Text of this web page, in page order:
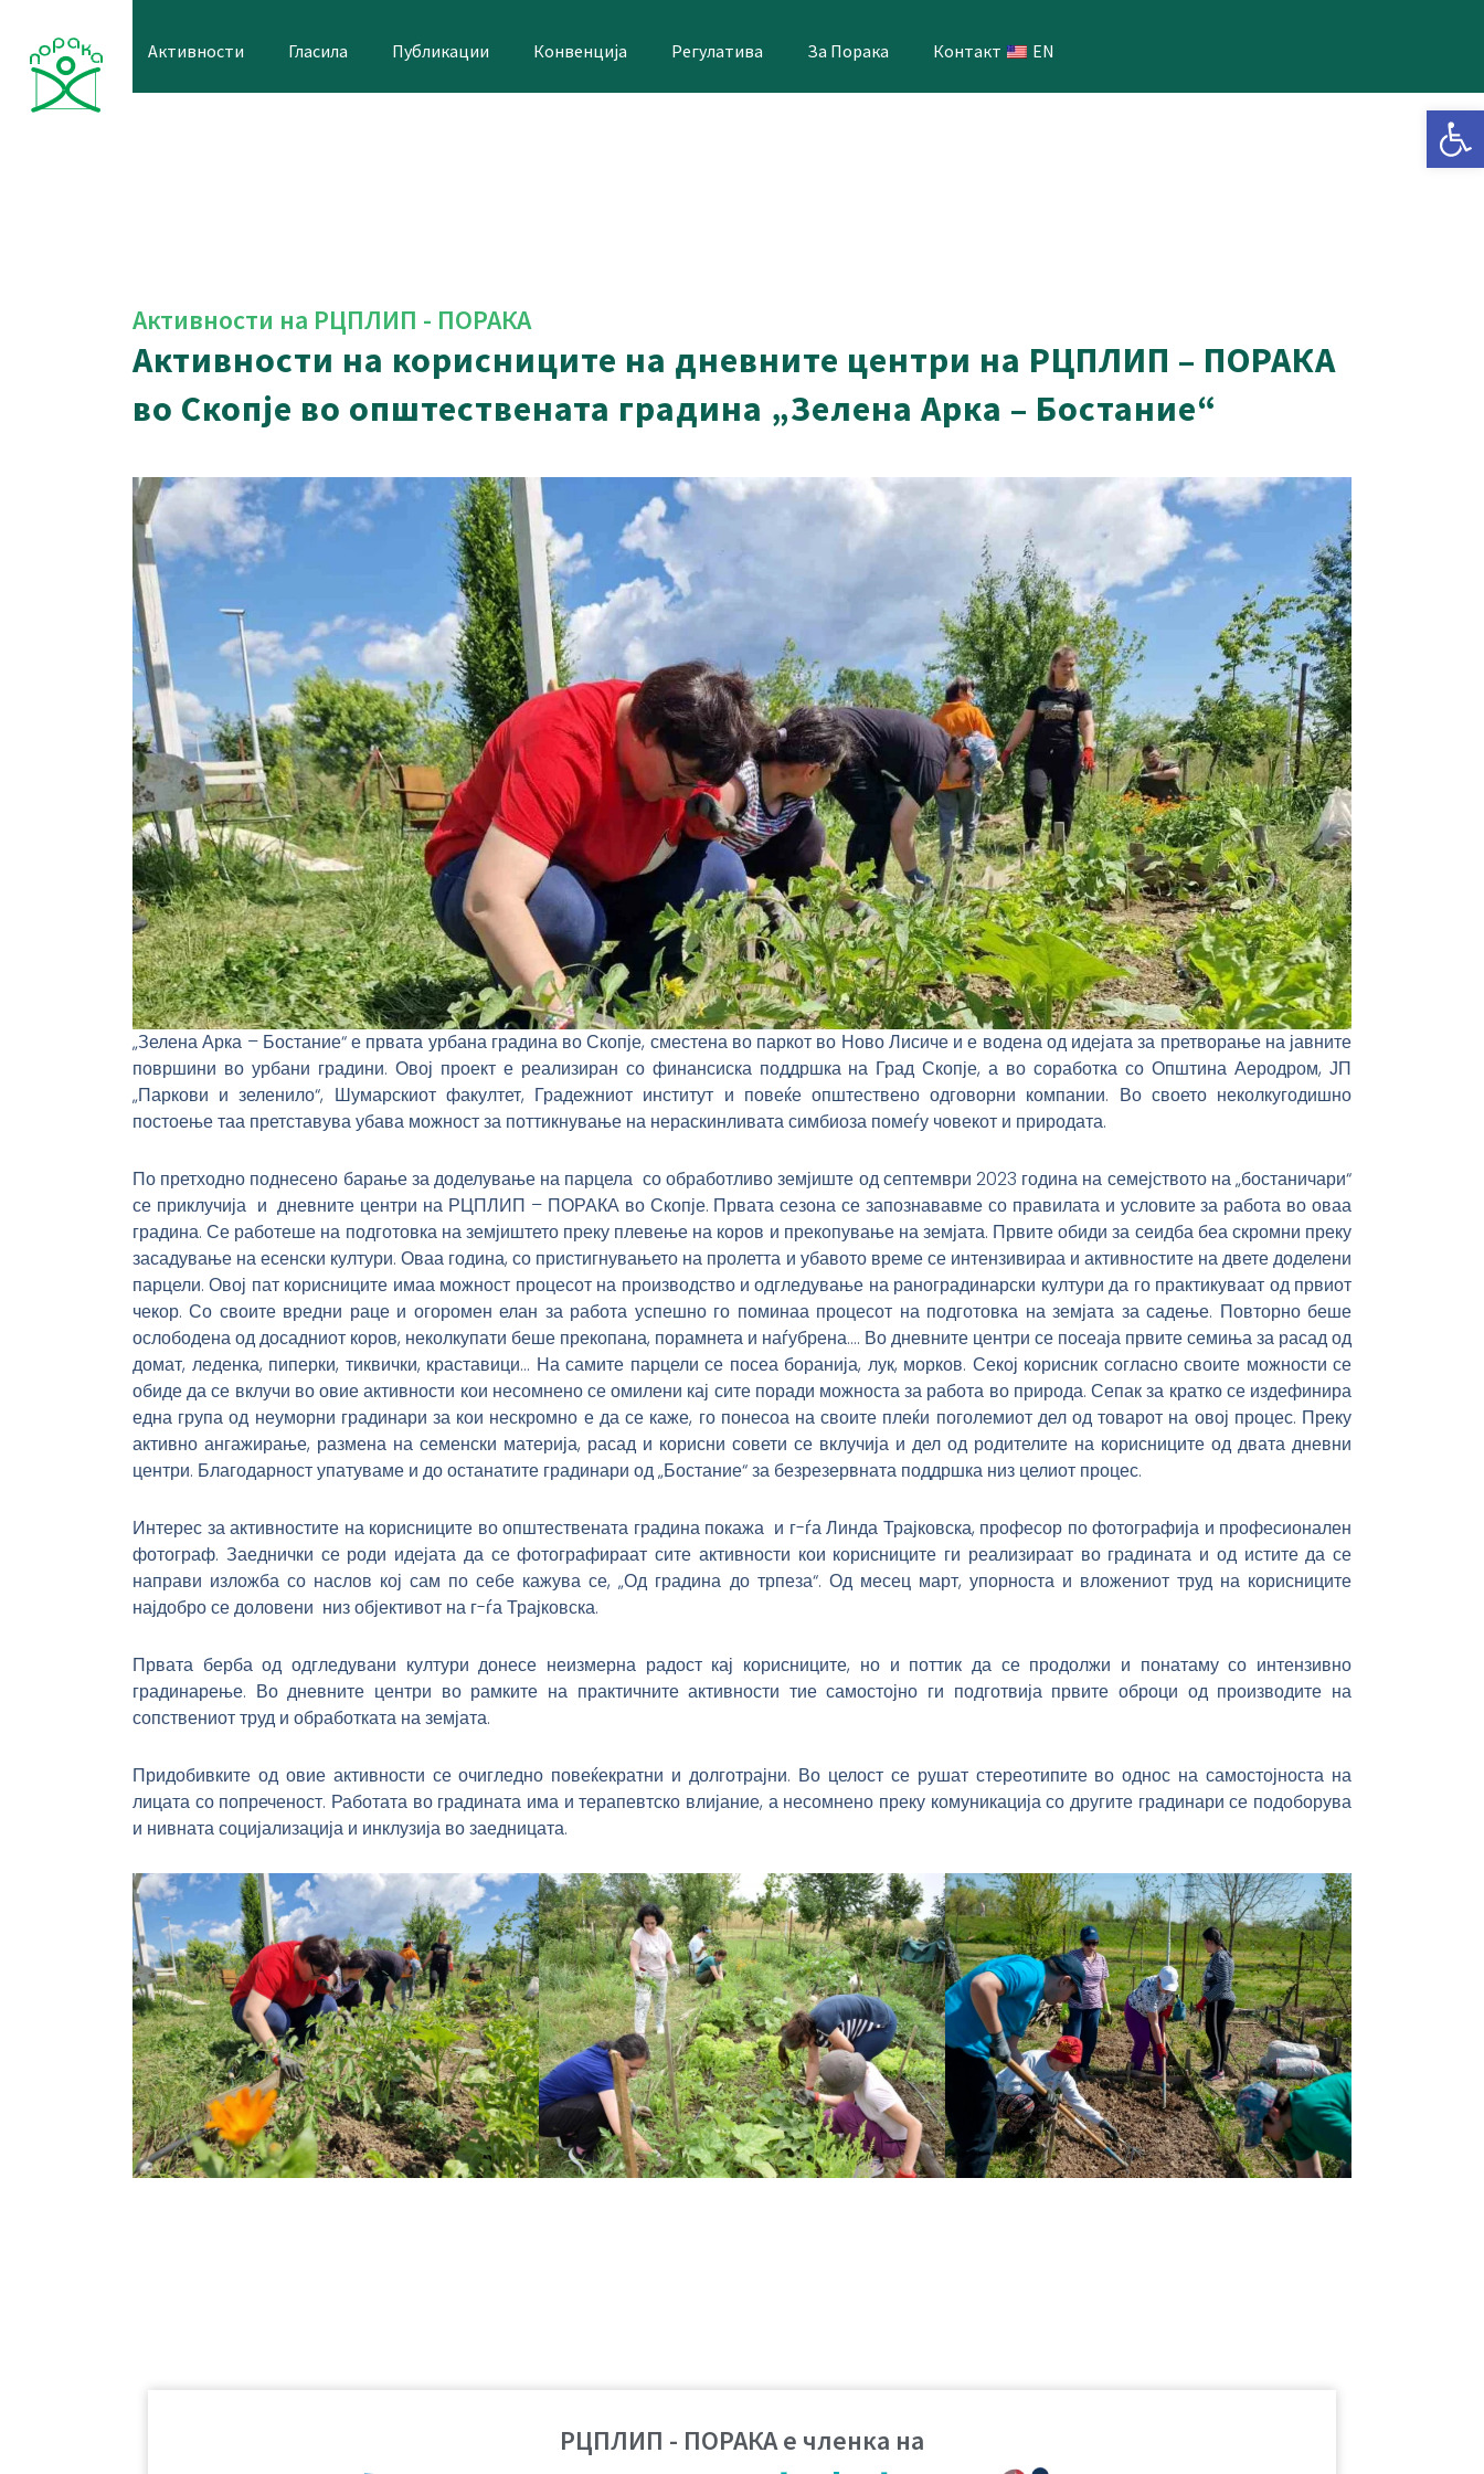
content
Активности Гласила Публикации Конвенција Регулатива За Порака Контакт EN
Активности на РЦПЛИП - ПОРАКА
Активности на корисниците на дневните центри на РЦПЛИП – ПОРАКА
во Скопје во општествената градина „Зелена Арка – Бостание“
„Зелена Арка – Бостание“ е првата урбана градина во Скопје, сместена во паркот во Ново Лисиче и е водена од идејата за претворање на јавните
површини во урбани градини. Овој проект е реализиран со финансиска поддршка на Град Скопје, а во соработка со Општина Аеродром, ЈП
„Паркови и зеленило“, Шумарскиот факултет, Градежниот институт и повеќе општествено одговорни компании. Во своето неколкугодишно
постоење таа претставува убава можност за поттикнување на нераскинливата симбиоза помеѓу човекот и природата.
По претходно поднесено барање за доделување на парцела со обработливо земјиште од септември 2023 година на семејството на „бостаничари“
се приклучија и дневните центри на РЦПЛИП – ПОРАКА во Скопје. Првата сезона се запознававме со правилата и условите за работа во оваа
градина. Се работеше на подготовка на земјиштето преку плевење на коров и прекопување на земјата. Првите обиди за сеидба беа скромни преку
засадување на есенски култури. Оваа година, со пристигнувањето на пролетта и убавото време се интензивираа и активностите на двете доделени
парцели. Овој пат корисниците имаа можност процесот на производство и одгледување на раноградинарски култури да го практикуваат од првиот
чекор. Со своите вредни раце и огоромен елан за работа успешно го поминаа процесот на подготовка на земјата за садење. Повторно беше
ослободена од досадниот коров, неколкупати беше прекопана, порамнета и наѓубрена…. Во дневните центри се посеаја првите семиња за расад од
домат, леденка, пиперки, тиквички, краставици… На самите парцели се посеа боранија, лук, морков. Секој корисник согласно своите можности се
обиде да се вклучи во овие активности кои несомнено се омилени кај сите поради можноста за работа во природа. Сепак за кратко се издефинира
една група од неуморни градинари за кои нескромно е да се каже, го понесоа на своите плеќи поголемиот дел од товарот на овој процес. Преку
активно ангажирање, размена на семенски материја, расад и корисни совети се вклучија и дел од родителите на корисниците од двата дневни
центри. Благодарност упатуваме и до останатите градинари од „Бостание“ за безрезервната поддршка низ целиот процес.
Интерес за активностите на корисниците во општествената градина покажа и г-ѓа Линда Трајковска, професор по фотографија и професионален
фотограф. Заеднички се роди идејата да се фотографираат сите активности кои корисниците ги реализираат во градината и од истите да се
направи изложба со наслов кој сам по себе кажува се, „Од градина до трпеза“. Од месец март, упорноста и вложениот труд на корисниците
најдобро се доловени низ објективот на г-ѓа Трајковска.
Првата берба од одгледувани култури донесе неизмерна радост кај корисниците, но и поттик да се продолжи и понатаму со интензивно
градинарење. Во дневните центри во рамките на практичните активности тие самостојно ги подготвија првите оброци од производите на
сопствениот труд и обработката на земјата.
Придобивките од овие активности се очигледно повеќекратни и долготрајни. Во целост се рушат стереотипите во однос на самостојноста на
лицата со попреченост. Работата во градината има и терапевтско влијание, а несомнено преку комуникација со другите градинари се подоборува
и нивната социјализација и инклузија во заедницата.
РЦПЛИП - ПОРАКА е членка на